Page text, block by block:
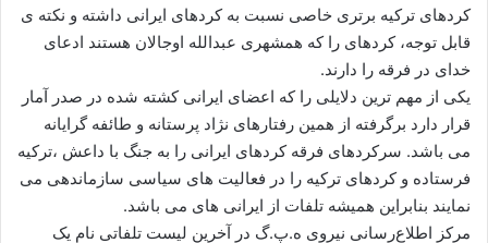
ل
کردهای ترکیه برتری خاصی نسبت به کردهای ایرانی داشته و نکته ی
قابل توجه، کردهای را که همشهری عبدالله اوجالان هستند ادعای
خدای در فرقه را دارند.
یکی از مهم ترین دلایلی را که اعضای ایرانی کشته شده در صدر آمار
قرار دارد برگرفته از همین رفتارهای نژاد پرستانه و طائفه گرایانه
می باشد. سرکردهای فرقه کردهای ایرانی را به جنگ با داعش ،ترکیه
فرستاده و کردهای ترکیه را در فعالیت های سیاسی سازماندهی می
نمایند بنابراین همیشه تلفات از ایرانی های می باشد.
مرکز اطلاع‌رسانی نیروی ه.پ.گ در آخرین لیست تلفاتی نام یک